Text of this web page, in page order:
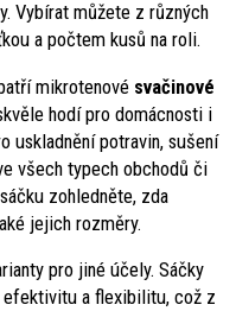
Vybírat můžete z různých
a počtem kusů na roli.
mikrotenové svačinové
hodí pro domácnosti i
uskladnění potravin, sušení
všech typech obchodů či
zohledněte, zda
jejich rozměry.
pro jiné účely. Sáčky
efektivitu a flexibilitu, což z